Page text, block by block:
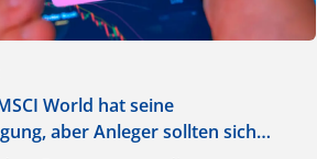
World hat seine
aber Anleger sollten sich